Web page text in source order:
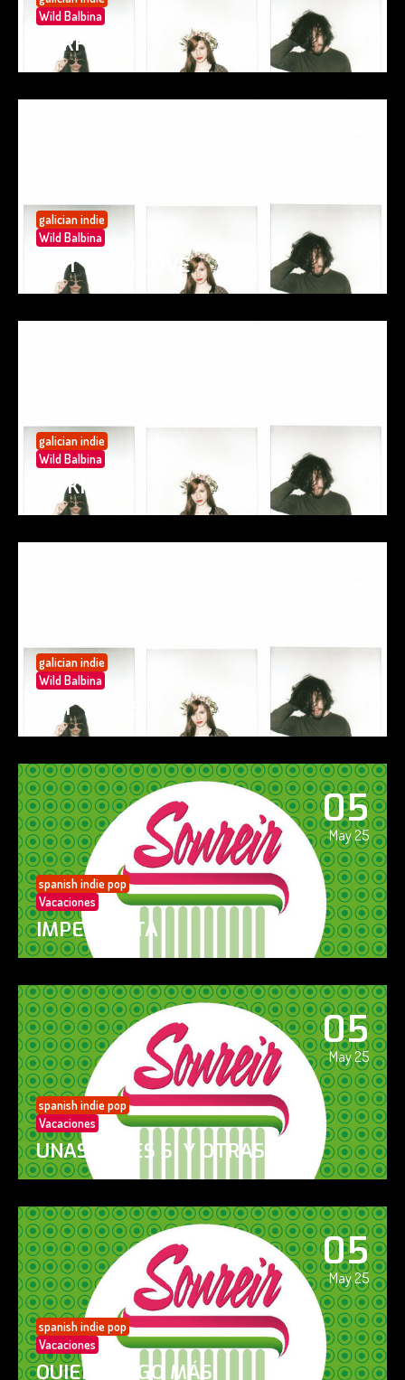
Wild Balbina
SURFIN’
galician indie
Wild Balbina
SPIT YOUR LOVE
galician indie
Wild Balbina
SO KIND
galician indie
Wild Balbina
EAT TACOS
05
May 25
spanish indie pop
Vacaciones
IMPERFECTA
05
May 25
spanish indie pop
Vacaciones
UNAS VECES SÍ Y OTRAS NO
05
May 25
spanish indie pop
Vacaciones
QUIERO ALGO MÁS